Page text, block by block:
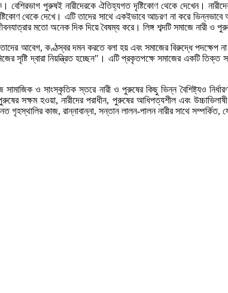
পুরুষই নারীদেরকে ঐতিহ্যগত দৃষ্টিকোণ থেকে দেখেন।
থেকে দেখে। এটি তাদের সাথে একইভাবে আচরণ না করে
মতো অনেক দিক দিয়ে বৈষম্য করে। লিঙ্গ শব্দটি সমাজে নারী ও
আবেগ, কণ্ঠস্বর দমন করতে বলা হয় এবং সমাজের বিরুদ্ধে পদক্ষেপ
সৃষ্টি দ্বারা নিয়ন্ত্রিত হচ্ছেন"। এটি প্রকৃতপক্ষে সমাজের একটি তিক্ত
ও সাংস্কৃতিক স্তরে নারী ও পুরুষের কিছু ভিন্ন বৈশিষ্ট্যও
সক্ষম হওয়া, নারীদের পরাধীন, পুরুষের আধিপত্যশীল এবং
কাজ, রান্নাবান্না, সন্তান লালন-পালন নারীর সাথে সম্পর্কিত,